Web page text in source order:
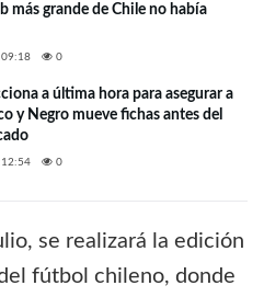
más grande de Chile no había
0
a última hora para asegurar a
y Negro mueve fichas antes del
0
se realizará la edición
fútbol chileno, donde